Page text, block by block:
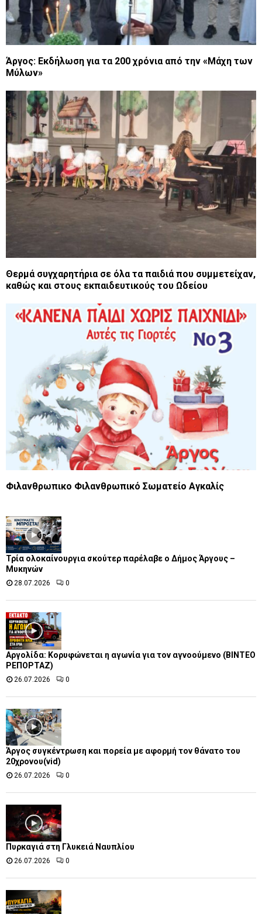
Άργος: Εκδήλωση για τα 200 χρόνια από την «Μάχη των
Μύλων»
Θερμά συγχαρητήρια σε όλα τα παιδιά που συμμετείχαν,
καθώς και στους εκπαιδευτικούς του Ωδείου
Φιλανθρωπικο Φιλανθρωπικό Σωματείο Αγκαλίς
Τρία ολοκαίνουργια σκούτερ παρέλαβε o Δήμος Άργους –
Μυκηνών
28.07.2026 0
Αργολίδα: Κορυφώνεται η αγωνία για τον αγνοούμενο (ΒΙΝΤΕΟ
ΡΕΠΟΡΤΑΖ)
26.07.2026 0
Άργος συγκέντρωση και πορεία με αφορμή τον θάνατο του
20χρονου(vid)
26.07.2026 0
Πυρκαγιά στη Γλυκειά Ναυπλίου
26.07.2026 0